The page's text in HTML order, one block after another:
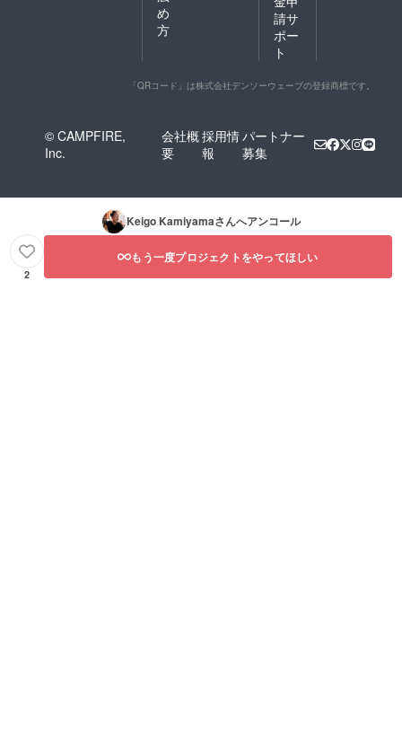
め
方
請サ
ポー
ト
「QRコード」は株式会社デンソーウェーブの登録商標です。
© CAMPFIRE,
Inc.
会社概
要
採用情
報
パートナー
募集
Keigo Kamiyamaさんへアンコール
2
もう一度プロジェクトをやってほしい